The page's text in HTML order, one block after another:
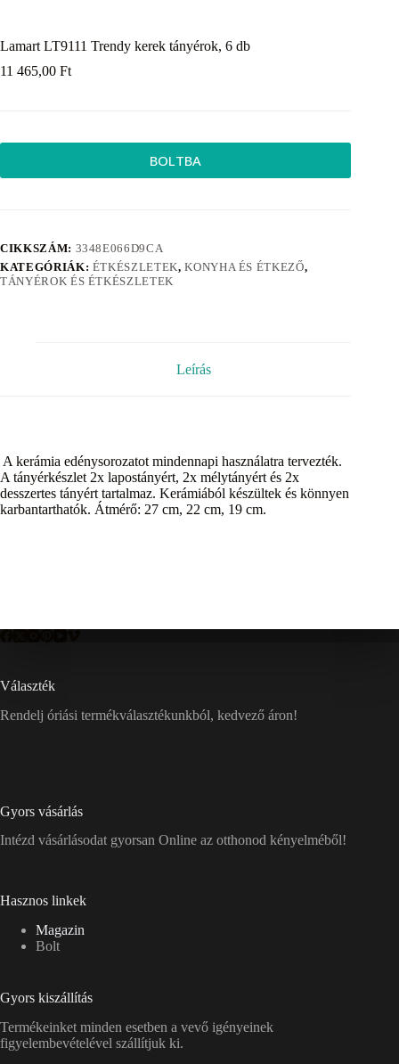
Lamart LT9111 Trendy kerek tányérok, 6 db
11 465,00 Ft
BOLTBA
CIKKSZÁM: 3348E066D9CA
KATEGÓRIÁK: ÉTKÉSZLETEK,KONYHA ÉS ÉTKEZŐ,
TÁNYÉROK ÉS ÉTKÉSZLETEK
Leírás
A kerámia edénysorozatot mindennapi használatra tervezték.
A tányérkészlet 2x lapostányért, 2x mélytányért és 2x
desszertes tányért tartalmaz. Kerámiából készültek és könnyen
karbantarthatók. Átmérő: 27 cm, 22 cm, 19 cm.
Választék
Rendelj óriási termékválasztékunkból, kedvező áron!
Gyors vásárlás
Intézd vásárlásodat gyorsan Online az otthonod kényelméből!
Hasznos linkek
Magazin
Bolt
Gyors kiszállítás
Termékeinket minden esetben a vevő igényeinek
figyelembevételével szállítjuk ki.